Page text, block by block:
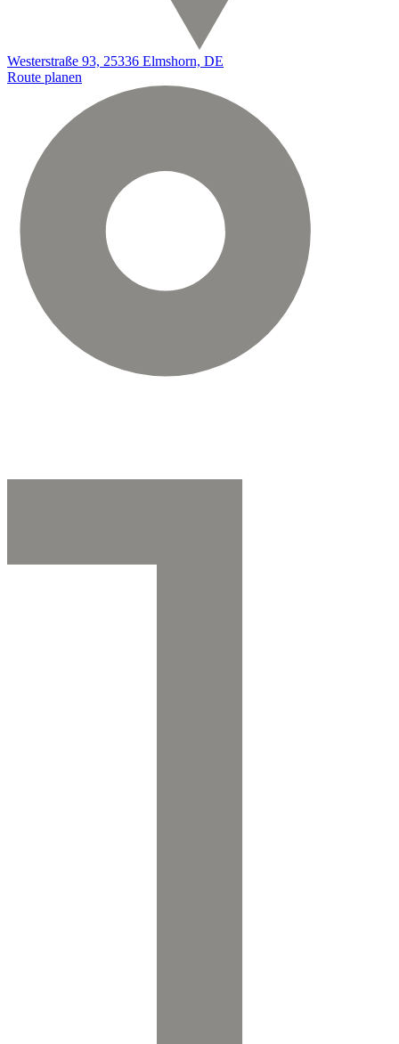
Westerstraße 93, 25336 Elmshorn, DE
Route planen